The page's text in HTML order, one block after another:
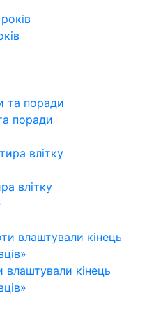
поради
влітку
кінець